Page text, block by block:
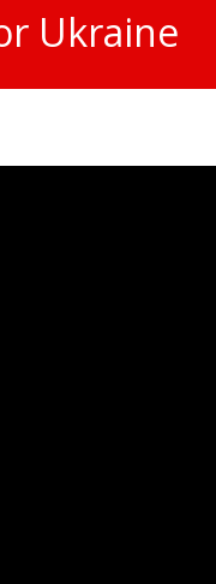
Ukraine